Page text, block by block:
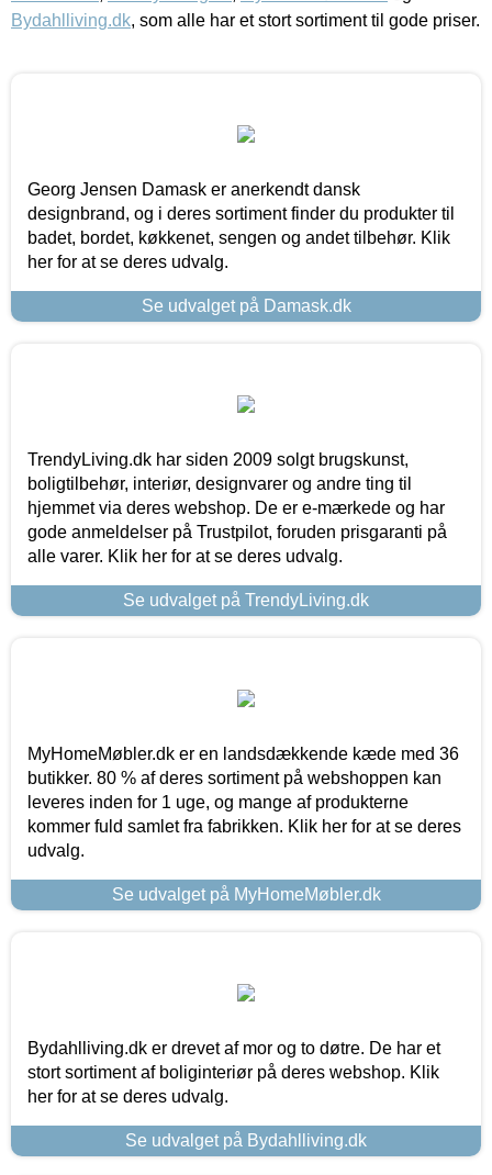
Bydahlliving.dk, som alle har et stort sortiment til gode priser.
Georg Jensen Damask er anerkendt dansk
designbrand, og i deres sortiment finder du produkter til
badet, bordet, køkkenet, sengen og andet tilbehør. Klik
her for at se deres udvalg.
Se udvalget på Damask.dk
TrendyLiving.dk har siden 2009 solgt brugskunst,
boligtilbehør, interiør, designvarer og andre ting til
hjemmet via deres webshop. De er e-mærkede og har
gode anmeldelser på Trustpilot, foruden prisgaranti på
alle varer. Klik her for at se deres udvalg.
Se udvalget på TrendyLiving.dk
MyHomeMøbler.dk er en landsdækkende kæde med 36
butikker. 80 % af deres sortiment på webshoppen kan
leveres inden for 1 uge, og mange af produkterne
kommer fuld samlet fra fabrikken. Klik her for at se deres
udvalg.
Se udvalget på MyHomeMøbler.dk
Bydahlliving.dk er drevet af mor og to døtre. De har et
stort sortiment af boliginteriør på deres webshop. Klik
her for at se deres udvalg.
Se udvalget på Bydahlliving.dk